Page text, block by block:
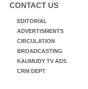
CONTACT US
EDITORIAL
ADVERTISMENTS
CIRCULATION
BROADCASTING
KAUMUDY TV ADS
CRM DEPT